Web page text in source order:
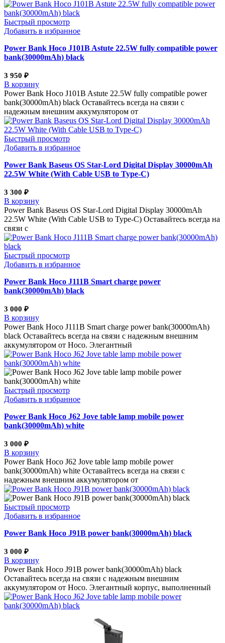
Быстрый просмотр
Добавить в избранное
Power Bank Hoco J101B Astute 22.5W fully compatible power
bank(30000mAh) black
3 950 ₽
В корзину
Power Bank Hoco J101B Astute 22.5W fully compatible power
bank(30000mAh) black Оставайтесь всегда на связи с
надежным внешним аккумулятором от
Быстрый просмотр
Добавить в избранное
Power Bank Baseus OS Star-Lord Digital Display 30000mAh
22.5W White (With Cable USB to Type-C)
3 300 ₽
В корзину
Power Bank Baseus OS Star-Lord Digital Display 30000mAh
22.5W White (With Cable USB to Type-C) Оставайтесь всегда на
связи с
Быстрый просмотр
Добавить в избранное
Power Bank Hoco J111B Smart charge power
bank(30000mAh) black
3 000 ₽
В корзину
Power Bank Hoco J111B Smart charge power bank(30000mAh)
black Оставайтесь всегда на связи с надежным внешним
аккумулятором от Hoco. Элегантный
Быстрый просмотр
Добавить в избранное
Power Bank Hoco J62 Jove table lamp mobile power
bank(30000mAh) white
3 000 ₽
В корзину
Power Bank Hoco J62 Jove table lamp mobile power
bank(30000mAh) white Оставайтесь всегда на связи с
надежным внешним аккумулятором от
Быстрый просмотр
Добавить в избранное
Power Bank Hoco J91B power bank(30000mAh) black
3 000 ₽
В корзину
Power Bank Hoco J91B power bank(30000mAh) black
Оставайтесь всегда на связи с надежным внешним
аккумулятором от Hoco. Элегантный корпус, выполненный